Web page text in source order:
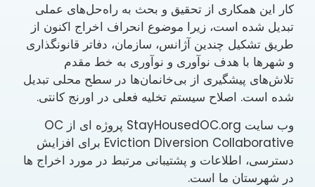
کار این همکاری از تحقیق و بحث به راه‌حل‌های عملی
تبدیل شده است، زیرا موضوع انحراف اخراج اکنون از
طریق تشکیل چندین آژانس، سازمان، دفاتر قانونگذاری
و شهرها با هدف نوآوری و نوآوری به خط مقدم
تلاش‌های پیشگیری از بی‌خانمان‌ها در سطح محلی تبدیل
شده است. اصلاح سیستم تخلیه فعلی در اورنج کانتی.
وب سایت StayHousedOC.org پروژه ای از OC
Eviction Diversion Collaborative برای افزایش
دسترسی، اطلاعات و پشتیبانی مرتبط در مورد اخراج ها
در شهرستان ما است.